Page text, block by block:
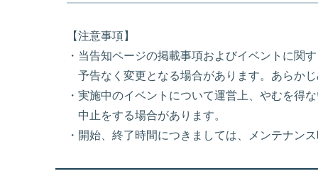
【注意事項】
・当告知ページの掲載事項およびイベントに関
予告なく変更となる場合があります。あらか
・実施中のイベントについて運営上、やむを得
中止をする場合があります。
・開始、終了時間につきましては、メンテナン